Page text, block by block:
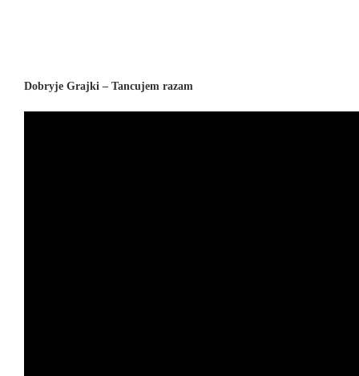
Dobryje Grajki – Tancujem razam